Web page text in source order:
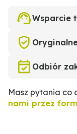
Wsparcie
Odbiór
Masz pytania co
nami przez